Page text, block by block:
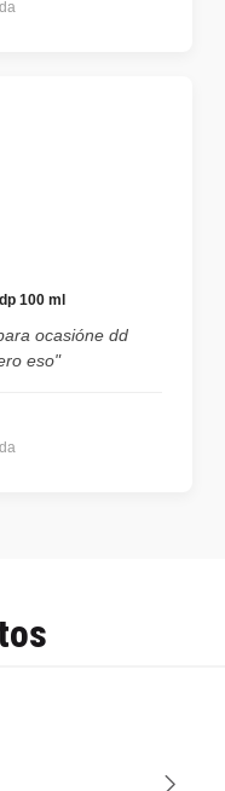
100 ml
ocasióne dd
eso"